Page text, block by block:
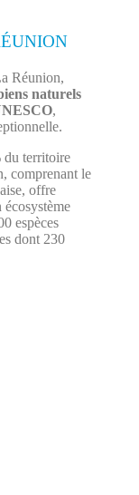
Réunion,
naturels
,
du territoire
comprenant le
offre
espèces
dont 230